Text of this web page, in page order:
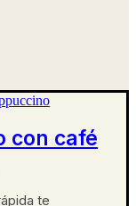
con café
te